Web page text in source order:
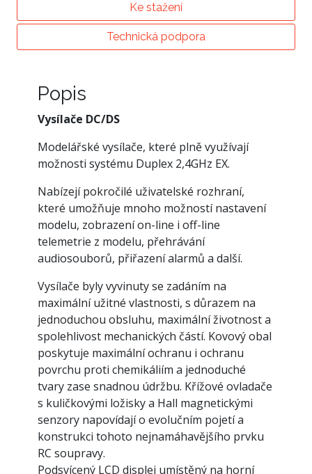
Ke stažení
Technická podpora
Popis
Vysílače DC/DS
Modelářské vysílače, které plně využívají
možnosti systému Duplex 2,4GHz EX.
Nabízejí pokročilé uživatelské rozhraní,
které umožňuje mnoho možností nastavení
modelu, zobrazení on-line i off-line
telemetrie z modelu, přehrávání
audiosouborů, přiřazení alarmů a další.
Vysílače byly vyvinuty se zadáním na
maximální užitné vlastnosti, s důrazem na
jednoduchou obsluhu, maximální životnost a
spolehlivost mechanických částí. Kovový obal
poskytuje maximální ochranu i ochranu
povrchu proti chemikáliím a jednoduché
tvary zase snadnou údržbu. Křížové ovladače
s kuličkovými ložisky a Hall magnetickými
senzory napovídají o evolučním pojetí a
konstrukci tohoto nejnamáhavějšího prvku
RC soupravy.
Podsvícený LCD displej umístěný na horní